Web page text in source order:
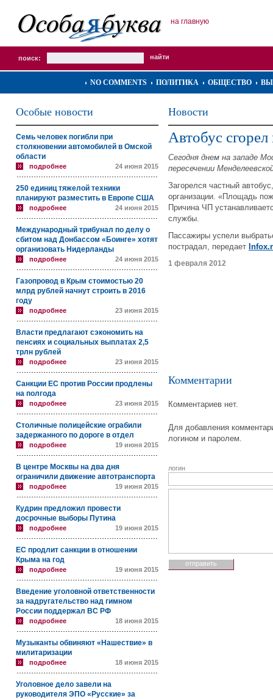
на главную
поиск:
NO COMMENTS ПОЛИТИКА ОБЩЕСТВО
Особые новости
Семь человек погибли при
столкновении автомобилей в Омской
области
подробнее 24 июня 2015
250 единиц тяжелой техники
планируют разместить в Европе США
подробнее 24 июня 2015
Международный трибунал по делу о
сбитом над Донбассом «Боинге» хотят
организовать Нидерланды
подробнее 24 июня 2015
Газопровод в Крым стоимостью 20
млрд рублей начнут строить в 2016
году
подробнее 23 июня 2015
Власти предлагают сэкономить на
пенсиях и социальных выплатах 2,5
трлн рублей
подробнее 23 июня 2015
Санкции ЕС против России продлены
на полгода
подробнее 23 июня 2015
Столичные полицейские ограбили
задержанного по дороге в отдел
подробнее 19 июня 2015
В центре Москвы на два дня
ограничили движение автотранспорта
подробнее 19 июня 2015
Кудрин предложил провести
досрочные выборы Путина
подробнее 19 июня 2015
ЕС продлит санкции в отношении
Крыма на год
подробнее 19 июня 2015
Введение уголовной ответственности
за надругательство над гимном
России поддержал ВС РФ
подробнее 18 июня 2015
Музыканты обвиняют «Нашествие» в
милитаризации
подробнее 18 июня 2015
Уголовное дело завели на
руководителя ЭПО «Русские» за
Новости
Автобус
Сегодня днем на западе
пересечении
Загорелся частный
организации. «Площадь
Причина ЧП
службы.
Пассажиры успели
пострадал, передает
1 февраля 2012
Комментарии
Комментариев нет.
Для добавления
логином и паролем.
логин